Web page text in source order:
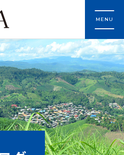
MENU